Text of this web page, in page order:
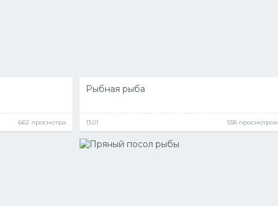
662 просмотра
Рыбная рыба
13.01 558 просмотров